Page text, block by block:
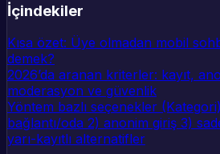
İçindekiler
Kısa özet: Üye olmadan mobil
demek?
2026’da aranan kriterler: kayıt,
moderasyon ve güvenlik
Yöntem bazlı seçenekler
bağlantı/oda 2) anonim giriş 3)
yarı-kayıtlı alternatifler